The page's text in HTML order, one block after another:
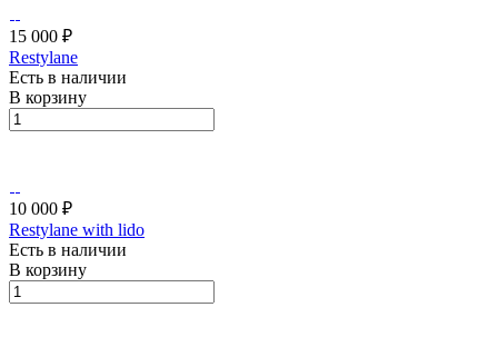
15 000 ₽
Restylane
Есть в наличии
В корзину
10 000 ₽
Restylane with lido
Есть в наличии
В корзину